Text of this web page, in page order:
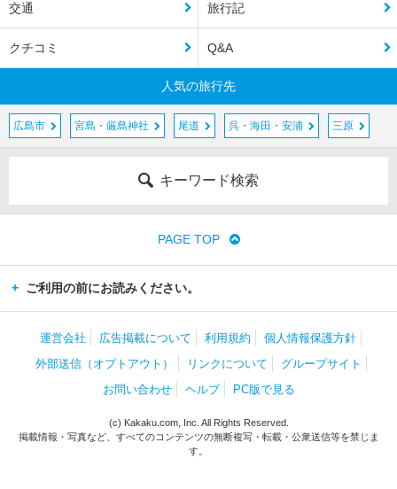
交通 旅行記
クチコミ Q&A
人気の旅行先
広島市 宮島・厳島神社 尾道 呉・海田・安浦 三原
キーワード検索
PAGE TOP
ご利用の前にお読みください。
運営会社 広告掲載について 利用規約
個人情報保護方針
外部送信（オプトアウト）
リンクについて
グループサイト
お問い合わせ
ヘルプ PC版で見る
(c) Kakaku.com, Inc. All Rights Reserved.
掲載情報・写真など、すべてのコンテンツの無断複写・転載・公衆送信等を禁じま
す。